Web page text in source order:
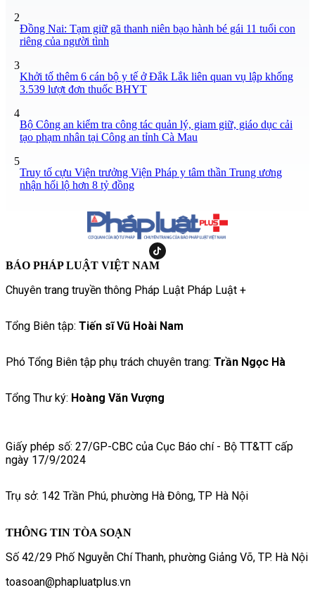
2
Đồng Nai: Tạm giữ gã thanh niên bạo hành bé gái 11 tuổi con
riêng của người tình
3
Khởi tố thêm 6 cán bộ y tế ở Đắk Lắk liên quan vụ lập khống
3.539 lượt đơn thuốc BHYT
4
Bộ Công an kiểm tra công tác quản lý, giam giữ, giáo dục cải
tạo phạm nhân tại Công an tỉnh Cà Mau
5
Truy tố cựu Viện trưởng Viện Pháp y tâm thần Trung ương
nhận hối lộ hơn 8 tỷ đồng
BÁO PHÁP LUẬT VIỆT NAM
Chuyên trang truyền thông Pháp Luật Pháp Luật +
Tổng Biên tập: Tiến sĩ Vũ Hoài Nam
Phó Tổng Biên tập phụ trách chuyên trang: Trần Ngọc Hà
Tổng Thư ký: Hoàng Văn Vượng
Giấy phép số: 27/GP-CBC của Cục Báo chí - Bộ TT&TT cấp
ngày 17/9/2024
Trụ sở: 142 Trần Phú, phường Hà Đông, TP Hà Nội
THÔNG TIN TÒA SOẠN
Số 42/29 Phố Nguyễn Chí Thanh, phường Giảng Võ, TP. Hà Nội
toasoan@phapluatplus.vn